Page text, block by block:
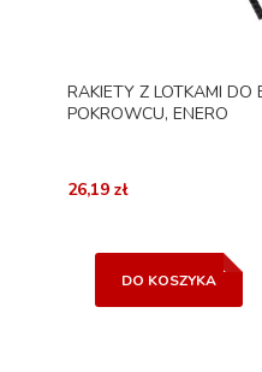
RAKIETY Z LOTKAMI
POKROWCU, ENERO
26,19 zł
DO KOSZYKA